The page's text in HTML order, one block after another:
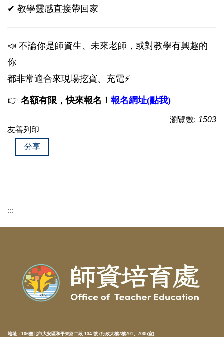
✔ 教學靈感直接帶回家
📣 不論你是師資生、未來老師，或對教學有興趣的
你
都非常適合來現場挖寶、充電⚡
👉 名額有限，快來報名！ 報名網址(點我)
瀏覽數: 1503
友善列印
分享
:::
地址： 106臺北市大安區和平東路二段 134 號 (行政大樓7樓701、700b室)